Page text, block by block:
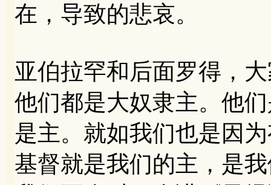
在，导致的悲哀。
亚伯拉罕和后面罗得，
他们都是大奴隶主。他
是主。就如我们也是因
基督就是我们的主，是